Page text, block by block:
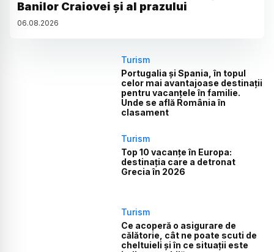
Banilor Craiovei și al prazului
06.08.2026
Turism
Portugalia și Spania, în topul
celor mai avantajoase destinații
pentru vacanțele în familie.
Unde se află România în
clasament
Turism
Top 10 vacanțe în Europa:
destinația care a detronat
Grecia în 2026
Turism
Ce acoperă o asigurare de
călătorie, cât ne poate scuti de
cheltuieli și în ce situații este